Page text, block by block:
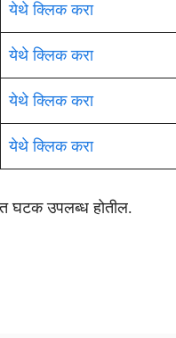
येथे क्लिक करा
येथे क्लिक करा
येथे क्लिक करा
येथे क्लिक करा
घटक उपलब्ध होतील.